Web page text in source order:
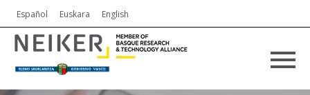
Español Euskara English